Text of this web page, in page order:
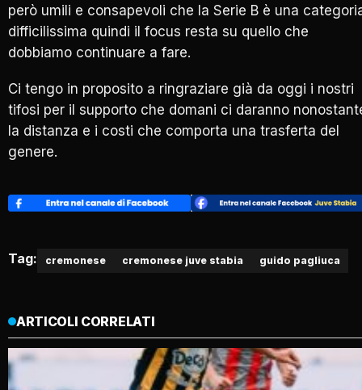
però umili e consapevoli che la Serie B è una
difficilissima quindi il focus resta su quello che
dobbiamo continuare a fare.
Ci tengo in proposito a ringraziare già da oggi i nostri
tifosi per il supporto che domani ci daranno
la distanza e i costi che comporta una trasferta del
genere.
Tag: cremonese cremonese juve stabia guido pagliuca
ARTICOLI CORRELATI